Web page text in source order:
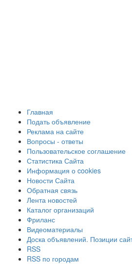
Главная
Подать объявление
Реклама на сайте
Вопросы - ответы
Пользовательское соглашение
Статистика Сайта
Информация о cookies
Новости Сайта
Обратная связь
Лента новостей
Каталог организаций
Фриланс
Видеоматериалы
Доска объявлений. Позиции
RSS
RSS по городам